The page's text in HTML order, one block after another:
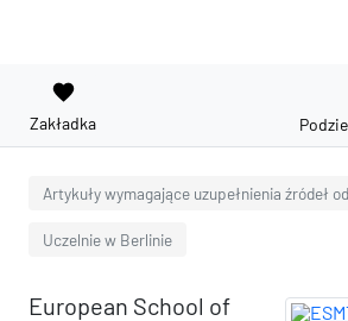
favorite
Zakładka
Artykuły wymagające uzupełnienia źródeł
Uczelnie w Berlinie
European School of